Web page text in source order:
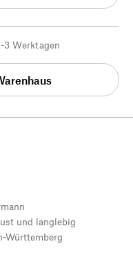
3 Werktagen
und langlebig
Württemberg